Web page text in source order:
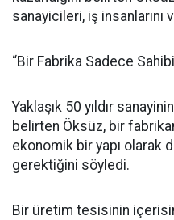
sanayicileri, iş insanlarını
“Bir Fabrika Sadece
Yaklaşık 50 yıldır
belirten Öksüz, bir
ekonomik bir yapı olarak
gerektiğini söyledi.
Bir üretim tesisinin